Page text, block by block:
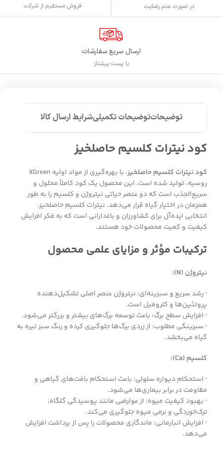
در صورت عدم رضایت فروش مستقیم از شرکت
ارسال سریع سفارشات
با پست پیشتاز
توضیحاتتوضیحات تکمیلیشرایط ارسال کالا
کود نیترات کلسیم حاصلخیز
کود نیترات کلسیم حاصلخیز
، با بهره‌گیری از مواد اولیه XGreen
روسیه، تولید شده است. این محصول یک کود کاملاً محلول و
سریع‌الجذب است که دو عنصر حیاتی نیتروژن و کلسیم را به طور
همزمان در اختیار گیاه قرار می‌دهد. نیترات کلسیم حاصلخیز،
انتخابی ایده‌آل برای کشاورزان و باغدارانی است که به فکر افزایش
کیفیت و کمیت محصولات خود هستند.
ترکیبات مؤثر و مزایای علمی محصول
نیتروژن (N):
· رشد سریع و سبزینه‌ای: نیتروژن عنصر اصلی تشکیل‌دهنده
پروتئین‌ها و کلروفیل است.
· افزایش سطح برگ: باعث توسعه برگ‌های بیشتر و بزرگتر می‌شود.
· سبزینگی مطلوب: از زردی برگ‌ها جلوگیری کرده و رنگ سبز تیره به
گیاه می‌بخشد.
کلسیم (Ca):
· استحکام دیواره سلولی: باعث استحکام بافت‌های گیاهی و
مقاومت در برابر بیماری‌ها می‌شود.
· بهبود کیفیت میوه: از عوارضی مانند پوسیدگی گلگاه،
ترک‌خوردگی و نرمی میوه جلوگیری می‌کند.
· افزایش انبارمانی: ماندگاری محصولات را پس از برداشت افزایش
می‌دهد.